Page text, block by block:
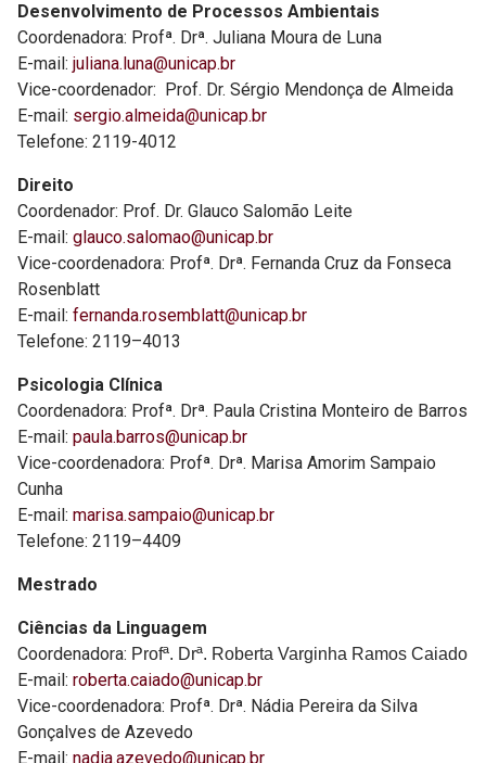
Desenvolvimento de Processos Ambientais
Coordenadora: Profª. Drª. Juliana Moura de Luna
E-mail: juliana.luna@unicap.br
Vice-coordenador: Prof. Dr. Sérgio Mendonça de Almeida
E-mail: sergio.almeida@unicap.br
Telefone: 2119-4012
Direito
Coordenador: Prof. Dr. Glauco Salomão Leite
E-mail: glauco.salomao@unicap.br
Vice-coordenadora: Profª. Drª. Fernanda Cruz da Fonseca
Rosenblatt
E-mail: fernanda.rosemblatt@unicap.br
Telefone: 2119–4013
Psicologia Clínica
Coordenadora: Profª. Drª. Paula Cristina Monteiro de Barros
E-mail: paula.barros@unicap.br
Vice-coordenadora: Profª. Drª. Marisa Amorim Sampaio
Cunha
E-mail: marisa.sampaio@unicap.br
Telefone: 2119–4409
Mestrado
Ciências da Linguagem
Coordenadora: Profª. Drª. Roberta Varginha Ramos Caiado
E-mail: roberta.caiado@unicap.br
Vice-coordenadora: Profª. Drª. Nádia Pereira da Silva
Gonçalves de Azevedo
E-mail: nadia.azevedo@unicap.br